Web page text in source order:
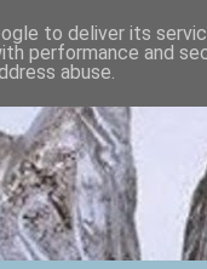
to deliver its
performance and
abuse.